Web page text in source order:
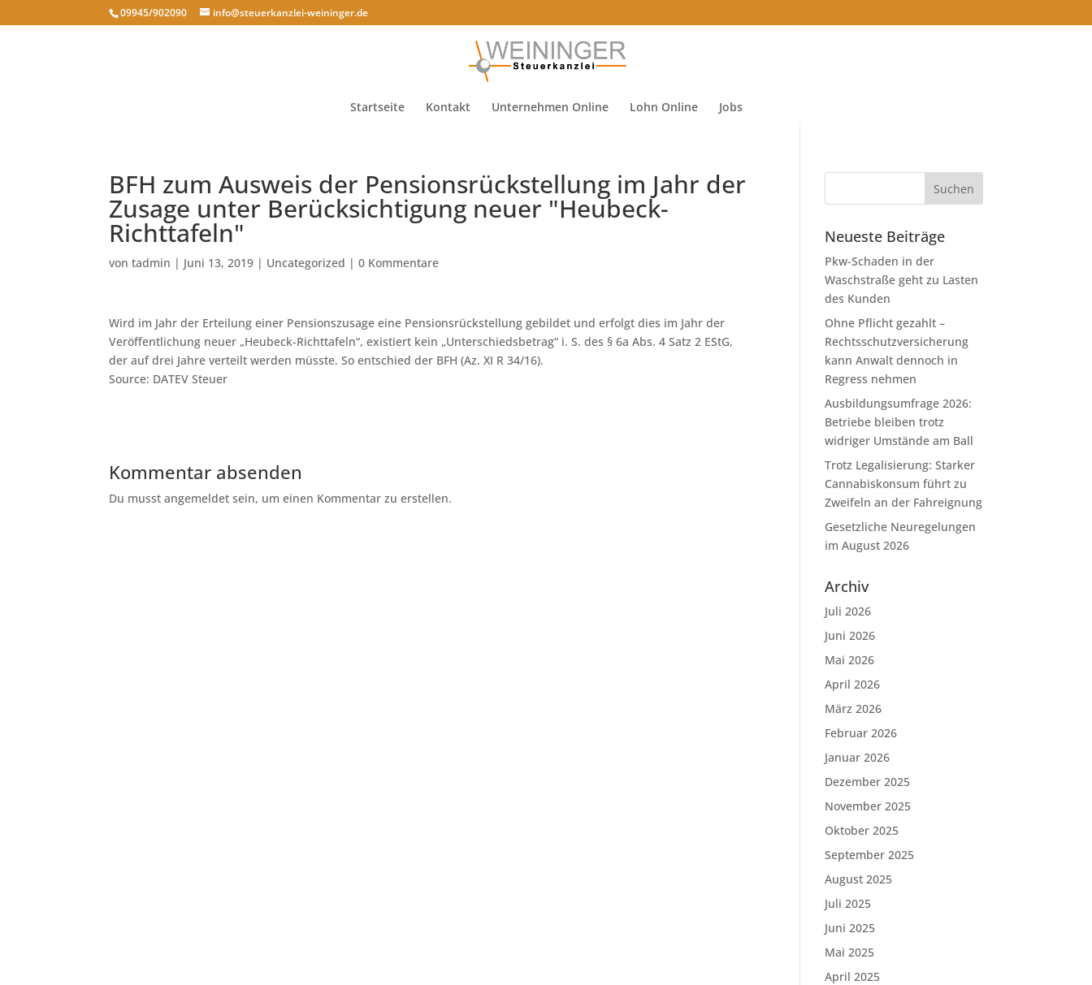
09945/902090 info@steuerkanzlei-weininger.de
Startseite Kontakt Unternehmen Online Lohn Online Jobs
BFH zum Ausweis der Pensionsrückstellung im Jahr der
Zusage unter Berücksichtigung neuer "Heubeck-
Richttafeln"
vontadmin | Juni 13, 2019 | Uncategorized |0 Kommentare
Wird im Jahr der Erteilung einer Pensionszusage eine Pensionsrückstellung gebildet und erfolgt dies im Jahr der
Veröffentlichung neuer „Heubeck-Richttafeln“, existiert kein „Unterschiedsbetrag“ i. S. des § 6a Abs. 4 Satz 2 EStG,
der auf drei Jahre verteilt werden müsste. So entschied der BFH (Az. XI R 34/16).
Source: DATEV Steuer
Kommentar absenden
Du musst angemeldet sein, um einen Kommentar zu erstellen.
Neueste Beiträge
Pkw-Schaden in der
Waschstraße geht zu Lasten
des Kunden
Ohne Pflicht gezahlt –
Rechtsschutzversicherung
kann Anwalt dennoch in
Regress nehmen
Ausbildungsumfrage 2026:
Betriebe bleiben trotz
widriger Umstände am Ball
Trotz Legalisierung: Starker
Cannabiskonsum führt zu
Zweifeln an der Fahreignung
Gesetzliche Neuregelungen
im August 2026
Archiv
Juli 2026
Juni 2026
Mai 2026
April 2026
März 2026
Februar 2026
Januar 2026
Dezember 2025
November 2025
Oktober 2025
September 2025
August 2025
Juli 2025
Juni 2025
Mai 2025
April 2025